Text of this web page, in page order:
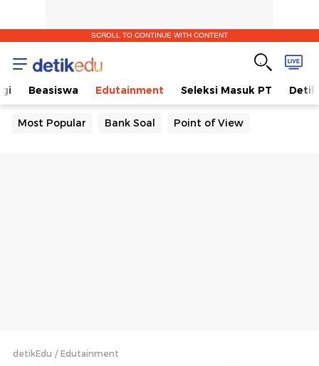
SCROLL TO CONTINUE WITH CONTENT
Beasiswa Edutainment Seleksi Masuk PT
Most Popular Bank Soal Point of View
detikEdu Edutainment